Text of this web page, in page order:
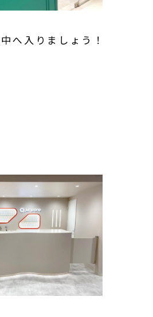
へ入りましょう！